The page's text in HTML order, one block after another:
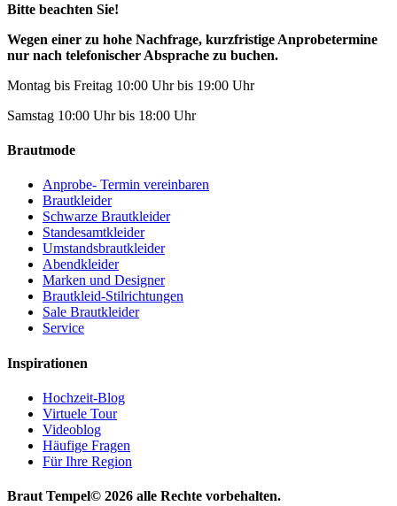
Bitte beachten Sie!
Wegen einer zu hohe Nachfrage, kurzfristige Anprobetermine
nur nach telefonischer Absprache zu buchen.
Montag bis Freitag 10:00 Uhr bis 19:00 Uhr
Samstag 10:00 Uhr bis 18:00 Uhr
Brautmode
Anprobe- Termin vereinbaren
Brautkleider
Schwarze Brautkleider
Standesamtkleider
Umstandsbrautkleider
Abendkleider
Marken und Designer
Brautkleid-Stilrichtungen
Sale Brautkleider
Service
Inspirationen
Hochzeit-Blog
Virtuele Tour
Videoblog
Häufige Fragen
Für Ihre Region
Braut Tempel© 2026 alle Rechte vorbehalten.